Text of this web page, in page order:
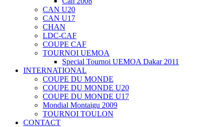
CAN U20
CAN U17
CHAN
LDC-CAF
COUPE CAF
TOURNOI UEMOA
Special Tournoi UEMOA Dakar 2011
INTERNATIONAL
COUPE DU MONDE
COUPE DU MONDE U20
COUPE DU MONDE U17
Mondial Montaigu 2009
TOURNOI TOULON
CONTACT